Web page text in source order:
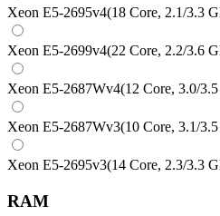
Xeon E5-2695v4(18 Core, 2.1/3.3
Xeon E5-2699v4(22 Core, 2.2/3.6
Xeon E5-2687Wv4(12 Core, 3.0/
Xeon E5-2687Wv3(10 Core, 3.1/
Xeon E5-2695v3(14 Core, 2.3/3.3
RAM